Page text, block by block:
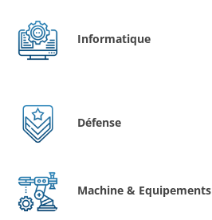
Informatique
Défense
Machine & Equipements